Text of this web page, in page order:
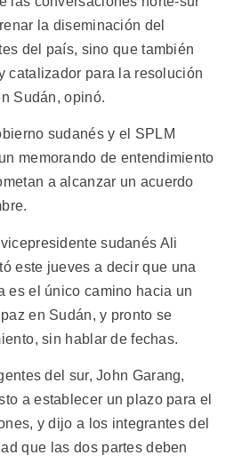
la diseminación del
del país, sino que también
catalizador para la resolución
Sudán, opinó.
sudanés y el SPLM
memorando de entendimiento
a alcanzar un acuerdo
sudanés Ali
este jueves a decir que una
es el único camino hacia un
en Sudán, y pronto se
sin hablar de fechas.
del sur, John Garang,
a establecer un plazo para el
y dijo a los integrantes del
que las dos partes deben